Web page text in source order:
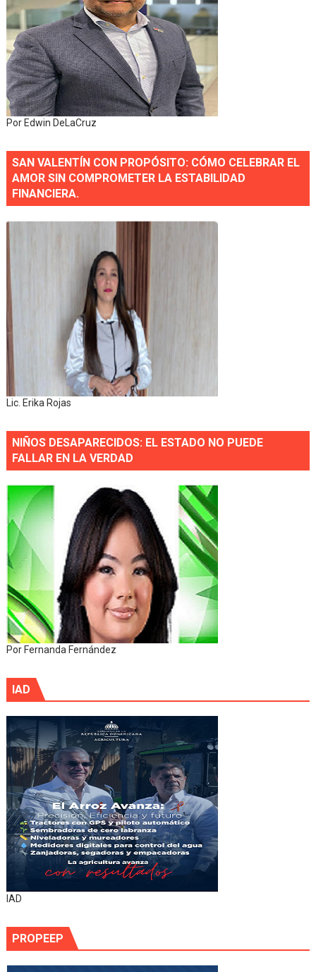
Por Edwin DeLaCruz
SAN VALENTÍN CON PROPÓSITO: CÓMO CELEBRAR EL
AMOR SIN COMPROMETER LA ESTABILIDAD
FINANCIERA.
Lic. Erika Rojas
NIÑOS DESAPARECIDOS: EL ESTADO NO PUEDE
FALLAR EN LA VERDAD
Por Fernanda Fernández
IAD
IAD
PROPEEP